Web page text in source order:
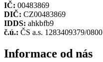
IČ: 00483869
DIČ: CZ00483869
IDDS: ahkbfb9
č.ú.: ČS a.s. 1283409379/0800
Informace od nás